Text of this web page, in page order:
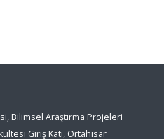
Bilimsel Araştırma Projeleri
Giriş Katı, Ortahisar